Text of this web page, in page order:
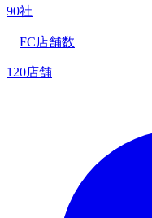
90社
FC店舗数
120店舗